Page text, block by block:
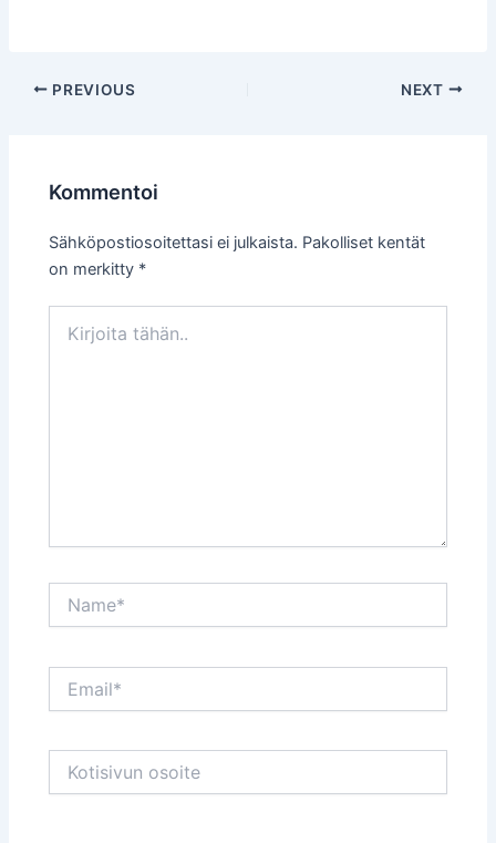
Post
PREVIOUS NEXT
Kommentoi
Sähköpostiosoitettasi ei julkaista. Pakolliset kentät
on merkitty *
tähän..
osoite